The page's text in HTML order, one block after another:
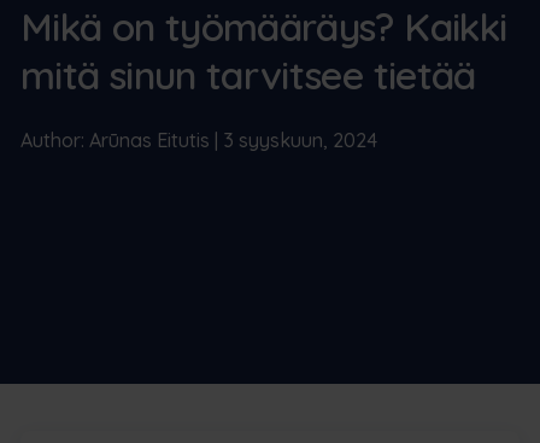
Mikä on työmääräys? Kaikki
mitä sinun tarvitsee tietää
Author: Arūnas Eitutis | 3 syyskuun, 2024